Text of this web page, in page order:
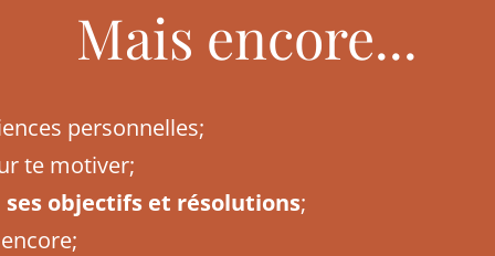
Mais encore...
personnelles;
te motiver;
objectifs et résolutions;